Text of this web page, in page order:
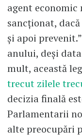
agent
sancționat,
și apoi
anului, deși
mult, această
trecut zilele
decizia finală
Parlamentarii
alte preocupări